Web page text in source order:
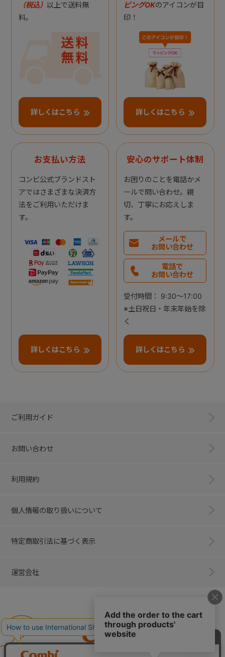
（税込） 以上で送料無
料。
詳しくはこちら
ピングOKのアイコンが目
印！
詳しくはこちら
お支払い方法
コンビ公式ブランドスト
アではさまざまな決済方
法をご利用いただけま
す。
詳しくはこちら
安心のサポート体制
お困りのことを電話かメ
ールで問い合わせ。親
切、丁寧にお応えしま
す。
メールで
お問い合わせ
電話で
お問い合わせ
受付時間： 9:30～17:00
※土日祝日・年末年始を除
く
詳しくはこちら
ご利用ガイド
お問い合わせ
利用規約
個人情報の取り扱いについて
特定商取引法に基づく表示
運営会社